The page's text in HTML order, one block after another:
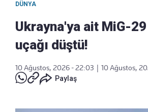
DÜNYA
Ukrayna'ya ait MiG-
uçağı düştü!
10 Ağustos, 2026 - 22:03
10 Ağustos,
Paylaş